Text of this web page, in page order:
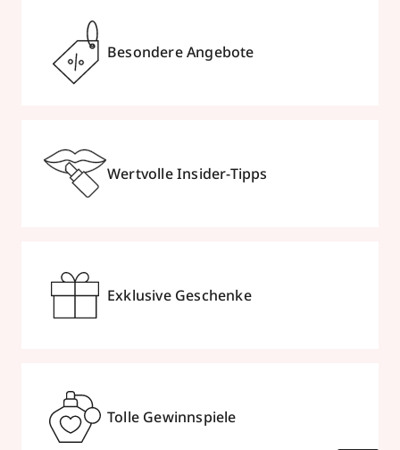
Besondere Angebote
Wertvolle Insider-Tipps
Exklusive Geschenke
Tolle Gewinnspiele